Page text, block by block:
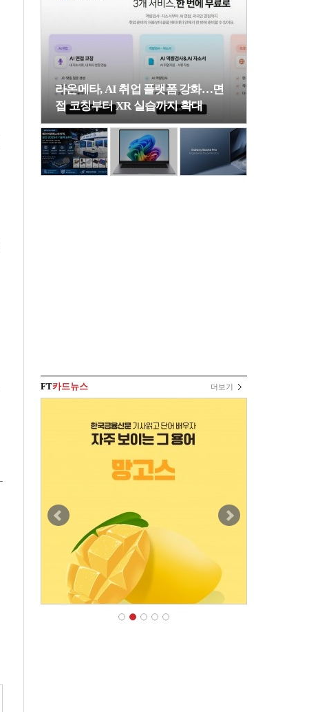
라온메타, AI 취업 플랫폼 강화…면
접 코칭부터 XR 실습까지 확대
FT카드뉴스 더보기